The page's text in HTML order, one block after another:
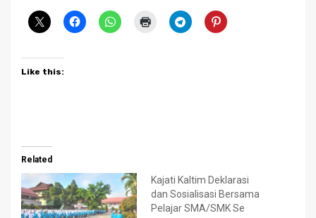
Like this:
Related
Kajati Kaltim Deklarasi
dan Sosialisasi Bersama
Pelajar SMA/SMK Se